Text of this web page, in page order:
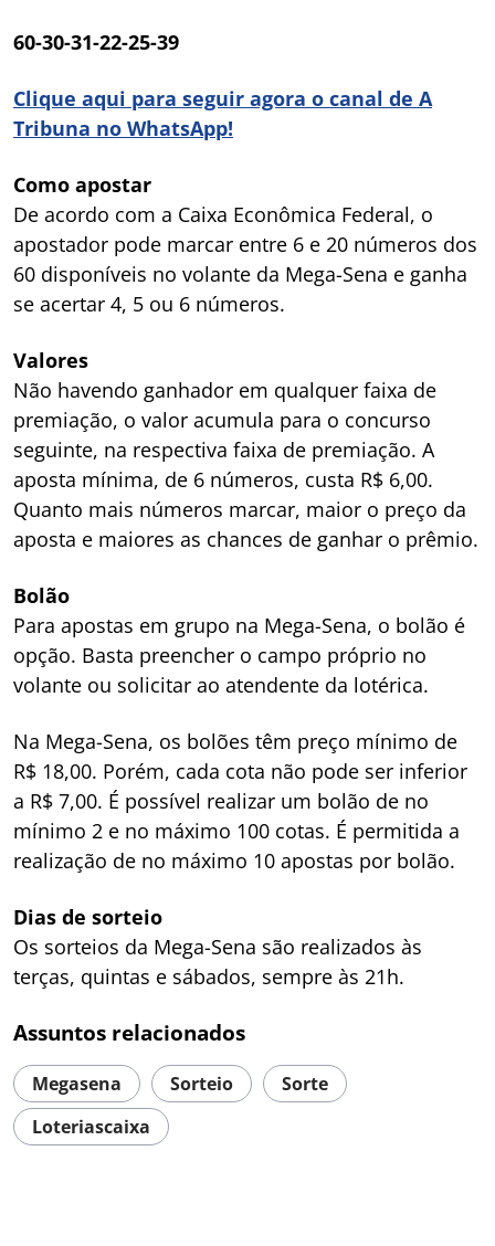
60-30-31-22-25-39
Clique aqui para seguir agora o canal de A
Tribuna no WhatsApp!
Como apostar
De acordo com a Caixa Econômica Federal, o
apostador pode marcar entre 6 e 20 números dos
60 disponíveis no volante da Mega-Sena e ganha
se acertar 4, 5 ou 6 números.
Valores
Não havendo ganhador em qualquer faixa de
premiação, o valor acumula para o concurso
seguinte, na respectiva faixa de premiação. A
aposta mínima, de 6 números, custa R$ 6,00.
Quanto mais números marcar, maior o preço da
aposta e maiores as chances de ganhar o prêmio.
Bolão
Para apostas em grupo na Mega-Sena, o bolão é
opção. Basta preencher o campo próprio no
volante ou solicitar ao atendente da lotérica.
Na Mega-Sena, os bolões têm preço mínimo de
R$ 18,00. Porém, cada cota não pode ser inferior
a R$ 7,00. É possível realizar um bolão de no
mínimo 2 e no máximo 100 cotas. É permitida a
realização de no máximo 10 apostas por bolão.
Dias de sorteio
Os sorteios da Mega-Sena são realizados às
terças, quintas e sábados, sempre às 21h.
Assuntos relacionados
Megasena Sorteio
Sorte
Loteriascaixa